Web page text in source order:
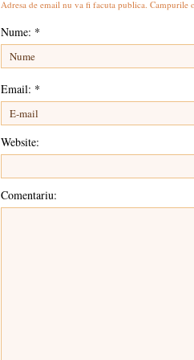
Adresa de email nu va fi facuta publica. Campurile
Nume: *
Email: *
Website:
Comentariu: